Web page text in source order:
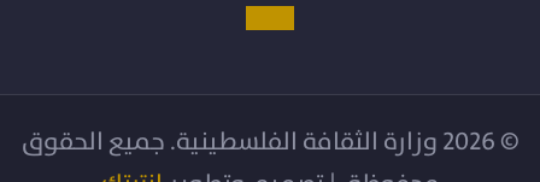
© 2026 وزارة الثقافة الفلسطينية. جميع الحقوق